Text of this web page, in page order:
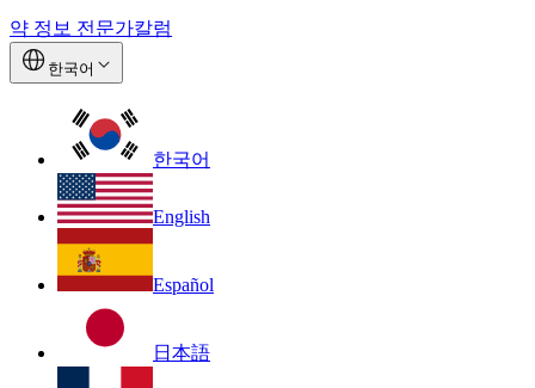
약 정보 전문가칼럼
한국어
한국어
English
Español
日本語